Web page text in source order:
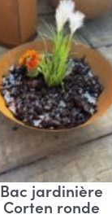
Bac jardinière
Corten ronde